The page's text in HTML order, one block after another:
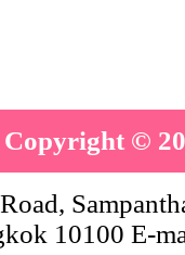
Copyright ©
10100 E-